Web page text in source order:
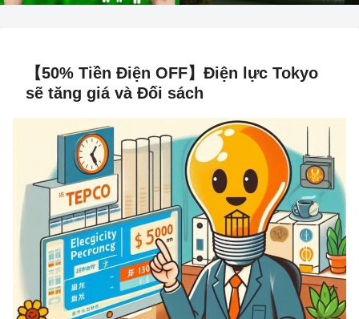
【50% Tiền Điện OFF】Điện lực Tokyo
sẽ tăng giá và Đối sách